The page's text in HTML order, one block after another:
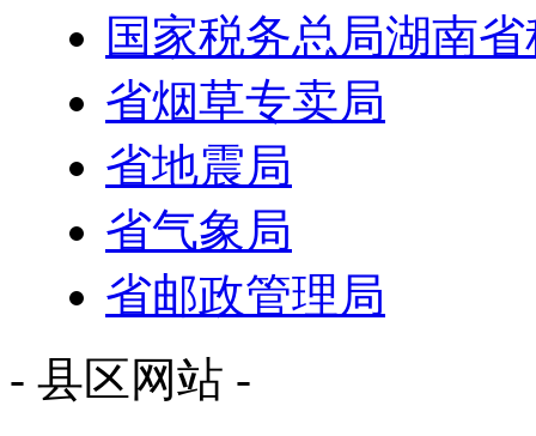
国家税务总局湖南
省烟草专卖局
省地震局
省气象局
省邮政管理局
- 县区网站 -